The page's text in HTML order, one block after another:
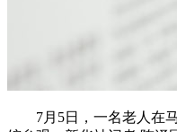
7月5日，一名老人在马